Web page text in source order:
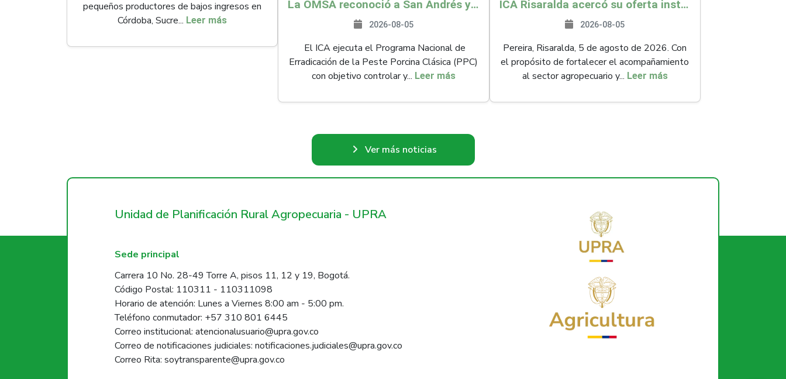
pequeños productores de bajos ingresos en
Córdoba, Sucre... Leer más
La OMSA reconoció a San Andrés y Providencia como zona libre de Peste Porcina Clásica (PPC)
2026-08-05
El ICA ejecuta el Programa Nacional de
Erradicación de la Peste Porcina Clásica (PPC)
con objetivo controlar y... Leer más
ICA Risaralda acercó su oferta institucional a productores y emprendedores en Expocamello
2026-08-05
Pereira, Risaralda, 5 de agosto de 2026. Con
el propósito de fortalecer el acompañamiento
al sector agropecuario y... Leer más
Ver más noticias
Unidad de Planificación Rural Agropecuaria - UPRA
Sede principal
Carrera 10 No. 28-49 Torre A, pisos 11, 12 y 19, Bogotá.
Código Postal: 110311 - 110311098
Horario de atención: Lunes a Viernes 8:00 am - 5:00 pm.
Teléfono conmutador: +57 310 801 6445
Correo institucional: atencionalusuario@upra.gov.co
Correo de notificaciones judiciales: notificaciones.judiciales@upra.gov.co
Correo Rita: soytransparente@upra.gov.co